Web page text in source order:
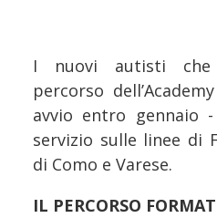
I nuovi autisti che
percorso
avvio entro gennaio
servizio sulle linee di
di Como e Varese.
IL PERCORSO